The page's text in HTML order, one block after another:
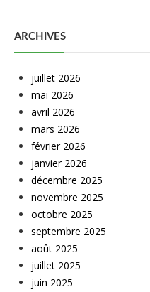
ARCHIVES
juillet 2026
mai 2026
avril 2026
mars 2026
février 2026
janvier 2026
décembre 2025
novembre 2025
octobre 2025
septembre 2025
août 2025
juillet 2025
juin 2025